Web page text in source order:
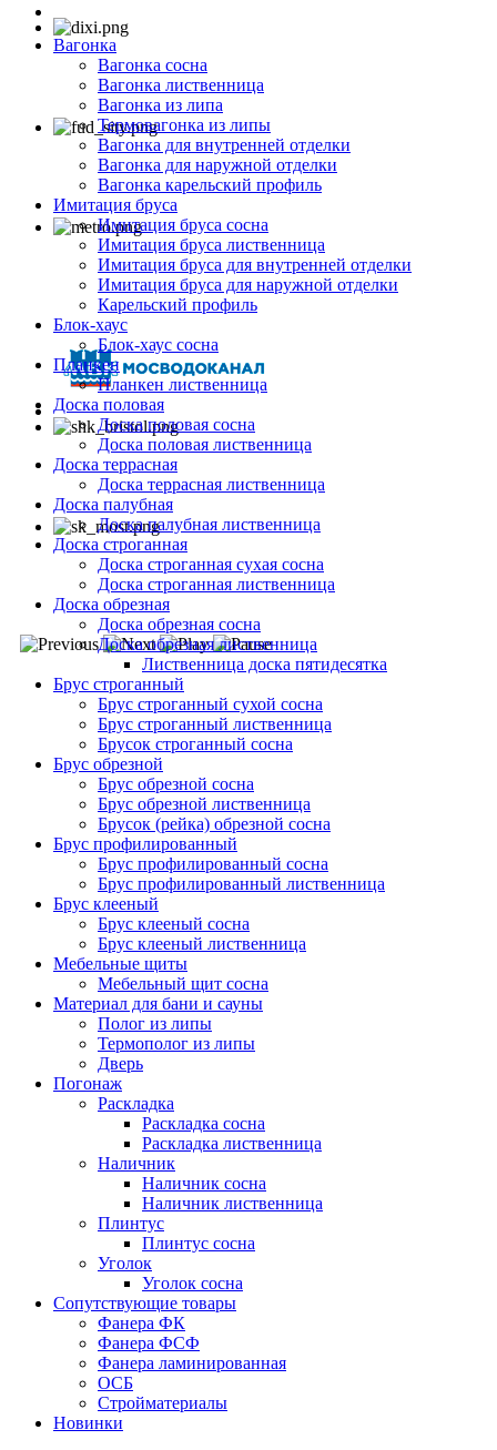
Вагонка
Вагонка сосна
Вагонка лиственница
Вагонка из липа
Термовагонка из липы
Вагонка для внутренней отделки
Вагонка для наружной отделки
Вагонка карельский профиль
Имитация бруса
Имитация бруса сосна
Имитация бруса лиственница
Имитация бруса для внутренней отделки
Имитация бруса для наружной отделки
Карельский профиль
Блок-хаус
Блок-хаус сосна
Планкен
Планкен лиственница
Доска половая
Доска половая сосна
Доска половая лиственница
Доска террасная
Доска террасная лиственница
Доска палубная
Доска палубная лиственница
Доска строганная
Доска строганная сухая сосна
Доска строганная лиственница
Доска обрезная
Доска обрезная сосна
Доска обрезная лиственница
Лиственница доска пятидесятка
Брус строганный
Брус строганный сухой сосна
Брус строганный лиственница
Брусок строганный сосна
Брус обрезной
Брус обрезной сосна
Брус обрезной лиственница
Брусок (рейка) обрезной сосна
Брус профилированный
Брус профилированный сосна
Брус профилированный лиственница
Брус клееный
Брус клееный сосна
Брус клееный лиственница
Мебельные щиты
Мебельный щит сосна
Материал для бани и сауны
Полог из липы
Термополог из липы
Дверь
Погонаж
Раскладка
Раскладка сосна
Раскладка лиственница
Наличник
Наличник сосна
Наличник лиственница
Плинтус
Плинтус сосна
Уголок
Уголок сосна
Сопутствующие товары
Фанера ФК
Фанера ФСФ
Фанера ламинированная
ОСБ
Стройматериалы
Новинки